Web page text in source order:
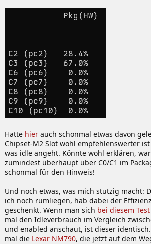
Hatte hier auch schonmal etwas davon
Chipset-M2 Slot wohl empfehlenswerter ist
was idle angeht. Könnte wohl erklären,
zumindest überhaupt über C0/C1 im
schonmal für den Hinweis!
Und noch etwas, was mich stutzig macht:
ich noch rumliegen, hab dabei der
geschenkt. Wenn man sich bei diesem
mal den Idleverbrauch im Vergleich
und enabled anschaut, ist dieser
mal die Lexar NM790, die jetzt auf dem